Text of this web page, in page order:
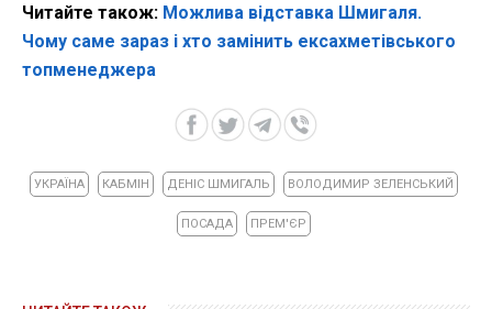
Читайте також: Можлива відставка Шмигаля.
Чому саме зараз і хто замінить ексахметівського
топменеджера
УКРАЇНА КАБМІН ДЕНІС ШМИГАЛЬ ВОЛОДИМИР ЗЕЛЕНСЬКИЙ
ПОСАДА ПРЕМ'ЄР